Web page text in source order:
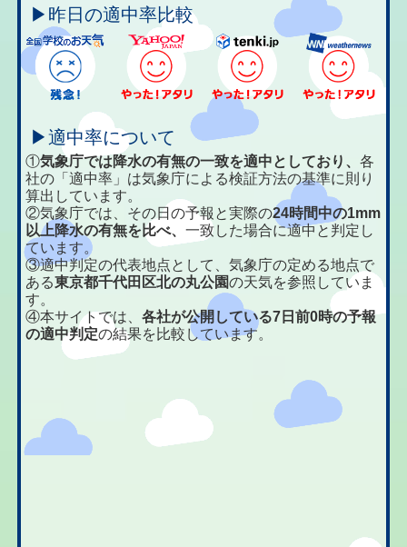
▶昨日の適中率比較
▶適中率について
①気象庁では降水の有無の一致を適中としており、各
社の「適中率」は気象庁による検証方法の基準に則り
算出しています。
②気象庁では、その日の予報と実際の24時間中の1mm
以上降水の有無を比べ、一致した場合に適中と判定し
ています。
③適中判定の代表地点として、気象庁の定める地点で
ある東京都千代田区北の丸公園の天気を参照していま
す。
④本サイトでは、各社が公開している7日前0時の予報
の適中判定の結果を比較しています。